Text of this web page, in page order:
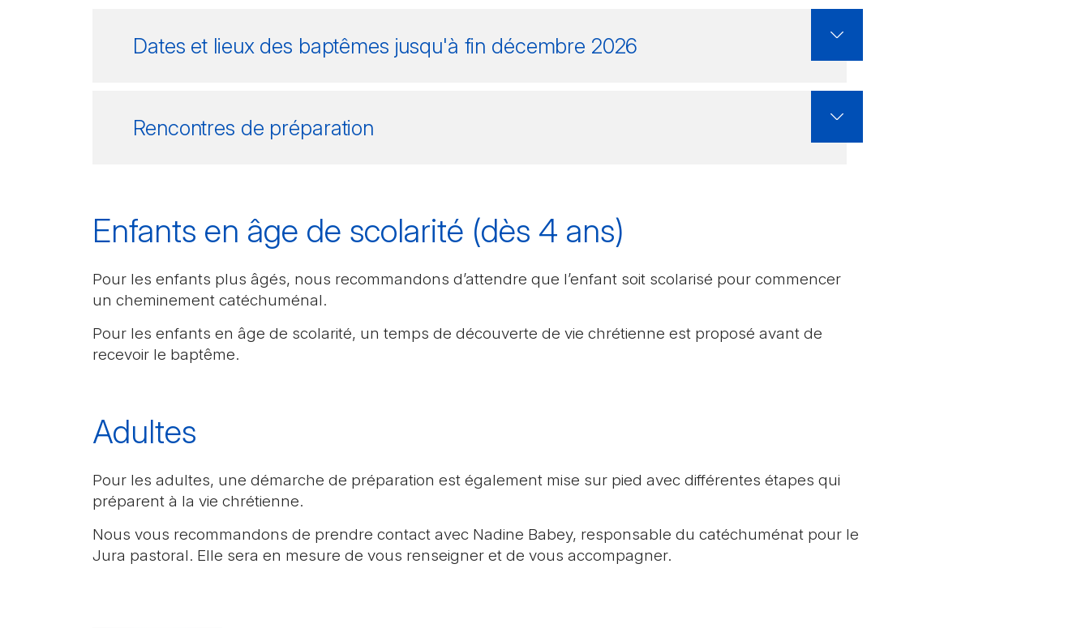
Dates et lieux des baptêmes jusqu'à fin décembre 2026
Rencontres de préparation
Enfants en âge de scolarité (dès 4 ans)
Pour les enfants plus âgés, nous recommandons d’attendre que l’enfant soit scolarisé pour commencer
un cheminement catéchuménal.
Pour les enfants en âge de scolarité, un temps de découverte de vie chrétienne est proposé avant de
recevoir le baptême.
Adultes
Pour les adultes, une démarche de préparation est également mise sur pied avec différentes étapes qui
préparent à la vie chrétienne.
Nous vous recommandons de prendre contact avec Nadine Babey, responsable du catéchuménat pour le
Jura pastoral. Elle sera en mesure de vous renseigner et de vous accompagner.